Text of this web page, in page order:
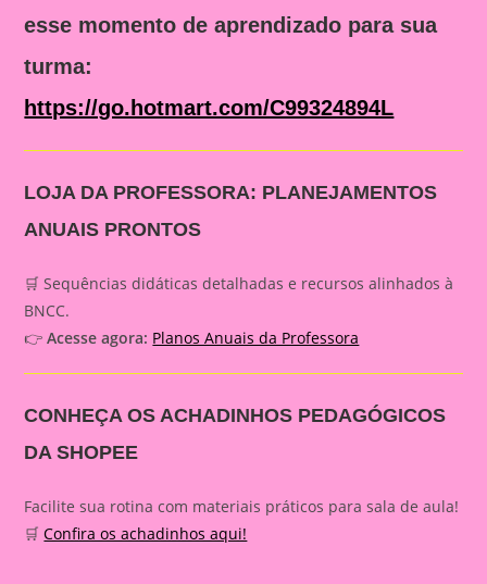
esse momento de aprendizado para sua
turma:
https://go.hotmart.com/C99324894L
LOJA DA PROFESSORA: PLANEJAMENTOS
ANUAIS PRONTOS
🛒 Sequências didáticas detalhadas e recursos alinhados à
BNCC.
👉Acesse agora: Planos Anuais da Professora
CONHEÇA OS ACHADINHOS PEDAGÓGICOS
DA SHOPEE
Facilite sua rotina com materiais práticos para sala de aula!
🛒Confira os achadinhos aqui!